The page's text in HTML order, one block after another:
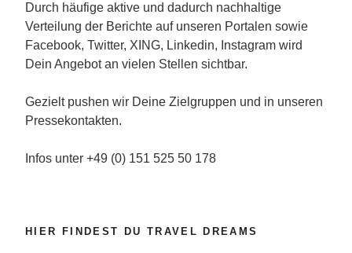
Durch häufige aktive und dadurch nachhaltige
Verteilung der Berichte auf unseren Portalen sowie
Facebook, Twitter, XING, Linkedin, Instagram wird
Dein Angebot an vielen Stellen sichtbar.
Gezielt pushen wir Deine Zielgruppen und in unseren
Pressekontakten.
Infos unter +49 (0) 151 525 50 178
HIER FINDEST DU TRAVEL DREAMS